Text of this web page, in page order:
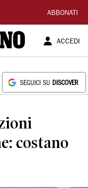
ABBONATI
ACCEDI
SEGUICI SU DISCOVER
costano